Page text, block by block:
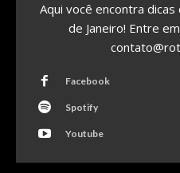
Aqui você encontra
de Janeiro! Entre
Facebook
Spotify
Youtube